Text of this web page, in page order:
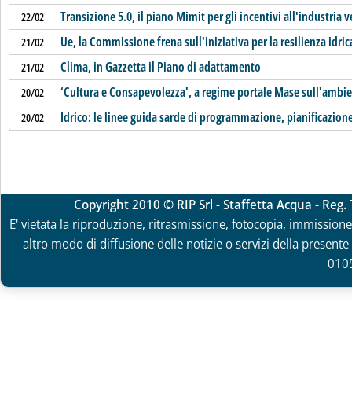
22/02 Transizione 5.0, il piano Mimit per gli incentivi all'industria
21/02 Ue, la Commissione frena sull'iniziativa per la resilienza
21/02 Clima, in Gazzetta il Piano di adattamento
20/02 ‘Cultura e Consapevolezza', a regime portale Mase
20/02 Idrico: le linee guida sarde di programmazione,
Copyright 2010 © RIP Srl - Staffetta Acqua -
E' vietata la riproduzione, ritrasmissione, fotocopia,
altro modo di diffusione delle notizie o servizi della